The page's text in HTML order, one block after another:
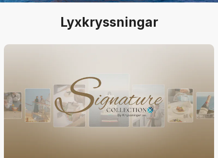
Lyxkryssningar